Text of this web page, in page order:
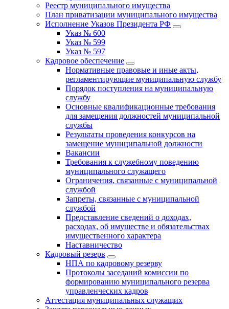
Реестр муниципального имущества
План приватизации муниципального имущества
Исполнение Указов Президента РФ
Указ № 600
Указ № 599
Указ № 597
Кадровое обеспечение
Нормативные правовые и иные акты,
регламентирующие муниципальную службу
Порядок поступления на муниципальную
службу
Основные квалификационные требования
для замещения должностей муниципальной
службы
Результаты проведения конкурсов на
замещение муниципальной должности
Вакансии
Требования к служебному поведению
муниципального служащего
Ограничения, связанные с муниципальной
службой
Запреты, связанные с муниципальной
службой
Представление сведений о доходах,
расходах, об имуществе и обязательствах
имущественного характера
Наставничество
Кадровый резерв
НПА по кадровому резерву
Протоколы заседаний комиссии по
формированию муниципального резерва
управленческих кадров
Аттестация муниципальных служащих